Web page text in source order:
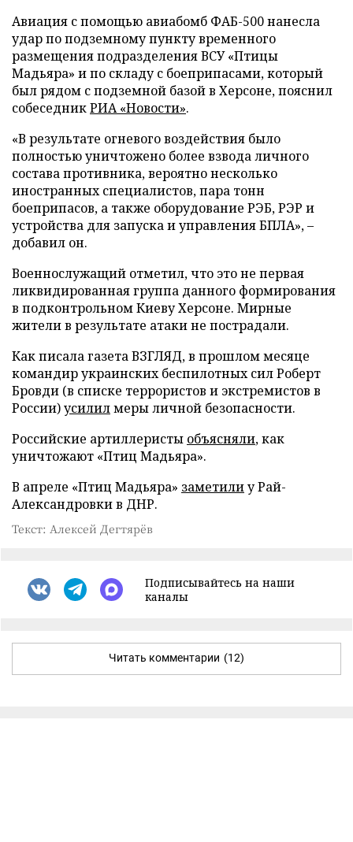
Авиация с помощью авиабомб ФАБ-500 нанесла
удар по подземному пункту временного
размещения подразделения ВСУ «Птицы
Мадьяра» и по складу с боеприпасами, который
был рядом с подземной базой в Херсоне, пояснил
собеседникРИА «Новости».
«В результате огневого воздействия было
полностью уничтожено более взвода личного
состава противника, вероятно несколько
иностранных специалистов, пара тонн
боеприпасов, а также оборудование РЭБ, РЭР и
устройства для запуска и управления БПЛА», –
добавил он.
Военнослужащий отметил, что это не первая
ликвидированная группа данного формирования
в подконтрольном Киеву Херсоне. Мирные
жители в результате атаки не пострадали.
Как писала газета ВЗГЛЯД, в прошлом месяце
командир украинских беспилотных сил Роберт
Бровди (в списке террористов и экстремистов в
России)усилилмеры личной безопасности.
Российские артиллеристы объясняли, как
уничтожают «Птиц Мадьяра».
В апреле «Птиц Мадьяра» заметилиу Рай-
Александровки в ДНР.
Текст: Алексей Дегтярёв
Подписывайтесь на наши
каналы
Читать комментарии (12)